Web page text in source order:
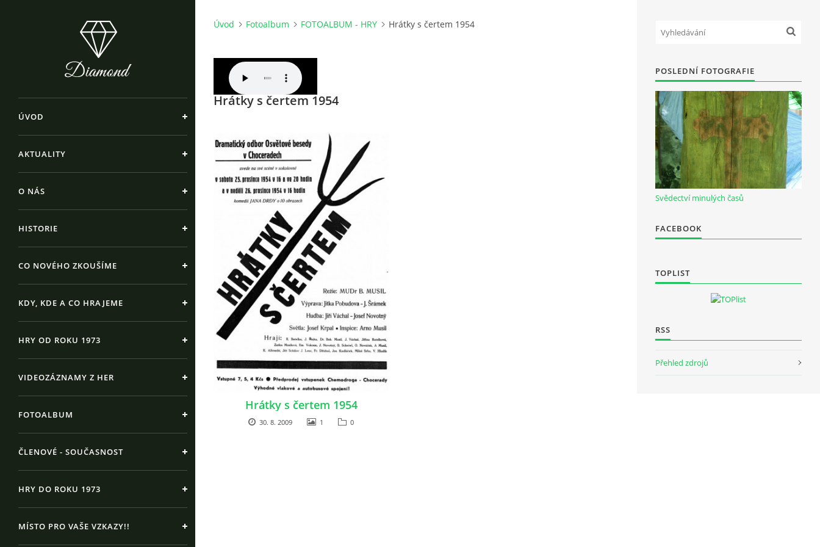
ÚVOD
AKTUALITY
O NÁS
HISTORIE
CO NOVÉHO ZKOUŠÍME
KDY, KDE A CO HRAJEME
HRY OD ROKU 1973
VIDEOZÁZNAMY Z HER
FOTOALBUM
ČLENOVÉ - SOUČASNOST
HRY DO ROKU 1973
MÍSTO PRO VAŠE VZKAZY!!
Úvod Fotoalbum FOTOALBUM - HRY Hrátky s čertem 1954
Hrátky s čertem 1954
Hrátky s čertem 1954
30. 8. 2009 1 0
POSLEDNÍ FOTOGRAFIE
Svědectví minulých časů
FACEBOOK
TOPLIST
RSS
Přehled zdrojů